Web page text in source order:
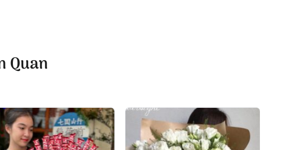
tiệc hay quầy lễ tân, thiết kế này tạo nên
điệp
mềm mại. Tulip nói hộ lời yêu kín đáo,
niu. Mùi thơm nhẹ quyện trong những
Khi mở nắp hộp, lớp giấy lót tinh khéo ôm
Quan